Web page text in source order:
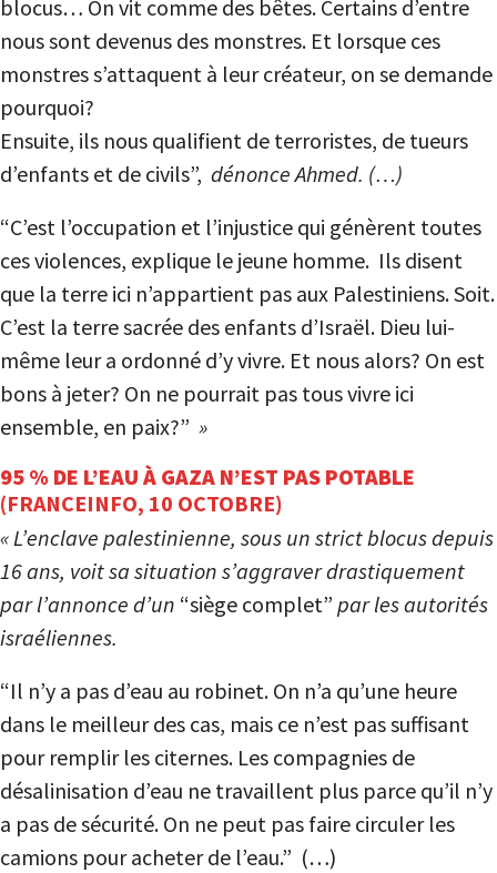
blocus… On vit comme des bêtes. Certains d’entre
nous sont devenus des monstres. Et lorsque ces
monstres s’attaquent à leur créateur, on se demande
pourquoi?
Ensuite, ils nous qualifient de terroristes, de tueurs
d’enfants et de civils”, dénonce Ahmed. (…)
“C’est l’occupation et l’injustice qui génèrent toutes
ces violences, explique le jeune homme. Ils disent
que la terre ici n’appartient pas aux Palestiniens. Soit.
C’est la terre sacrée des enfants d’Israël. Dieu lui-
même leur a ordonné d’y vivre. Et nous alors? On est
bons à jeter? On ne pourrait pas tous vivre ici
ensemble, en paix?” »
95 % DE L’EAU À GAZA N’EST PAS POTABLE
(FRANCEINFO, 10 OCTOBRE)
« L’enclave palestinienne, sous un strict blocus depuis
16 ans, voit sa situation s’aggraver drastiquement
par l’annonce d’un “siège complet” par les autorités
israéliennes.
“Il n’y a pas d’eau au robinet. On n’a qu’une heure
dans le meilleur des cas, mais ce n’est pas suffisant
pour remplir les citernes. Les compagnies de
désalinisation d’eau ne travaillent plus parce qu’il n’y
a pas de sécurité. On ne peut pas faire circuler les
camions pour acheter de l’eau.” (…)